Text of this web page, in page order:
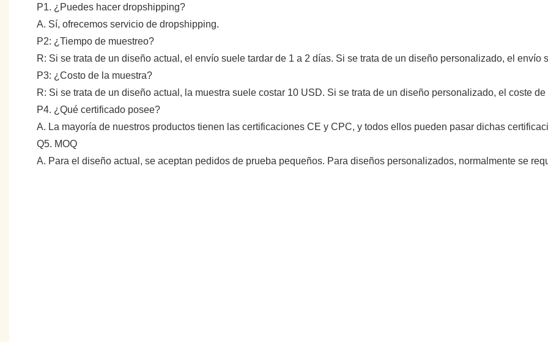
P1. ¿Puedes hacer dropshipping?
A. Sí, ofrecemos servicio de dropshipping.
P2: ¿Tiempo de muestreo?
R: Si se trata de un diseño actual, el envío suele tardar de 1 a 2 días. Si se trata de un diseño personalizado, el envío
P3: ¿Costo de la muestra?
R: Si se trata de un diseño actual, la muestra suele costar 10 USD. Si se trata de un diseño personalizado, el coste
P4. ¿Qué certificado posee?
A. La mayoría de nuestros productos tienen las certificaciones CE y CPC, y todos ellos pueden pasar dichas
Q5. MOQ
A. Para el diseño actual, se aceptan pedidos de prueba pequeños. Para diseños personalizados, normalmente se